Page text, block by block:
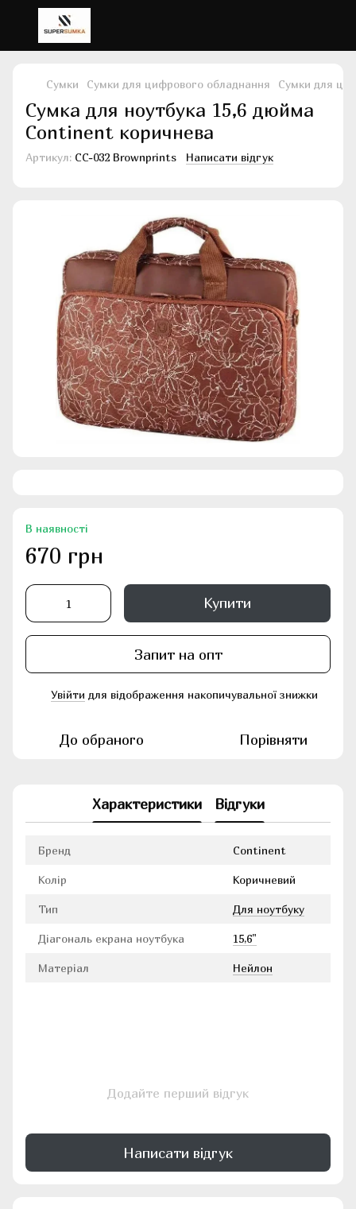
Сумки Сумки для цифрового обладнання Сумки для
Сумка для ноутбука 15,6 дюйма
Continent коричнева
Артикул: CC-032 Brownprints Написати відгук
В наявності
670 грн
Купити
Запит на опт
Увійти для відображення накопичувальної знижки
До обраного Порівняти
Характеристики Відгуки
Бренд Continent
Колір Коричневий
Тип Для ноутбуку
Діагональ екрана ноутбука 15,6"
Матеріал Нейлон
Додайте перший відгук
Написати відгук